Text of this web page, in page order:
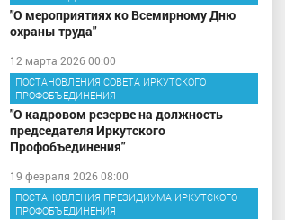
"О мероприятиях ко Всемирному Дню
охраны труда"
12 марта 2026 00:00
ПОСТАНОВЛЕНИЯ СОВЕТА ИРКУТСКОГО
ПРОФОБЪЕДИНЕНИЯ
"О кадровом резерве на должность
председателя Иркутского
Профобъединения"
19 февраля 2026 08:00
ПОСТАНОВЛЕНИЯ ПРЕЗИДИУМА ИРКУТСКОГО
ПРОФОБЪЕДИНЕНИЯ